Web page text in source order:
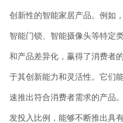
创新性的智能家居产品。例如
智能门锁、智能摄像头等特定
和产品差异化，赢得了消费者
于其创新能力和灵活性。它们
速推出符合消费者需求的产品
发投入比例，能够不断推出具